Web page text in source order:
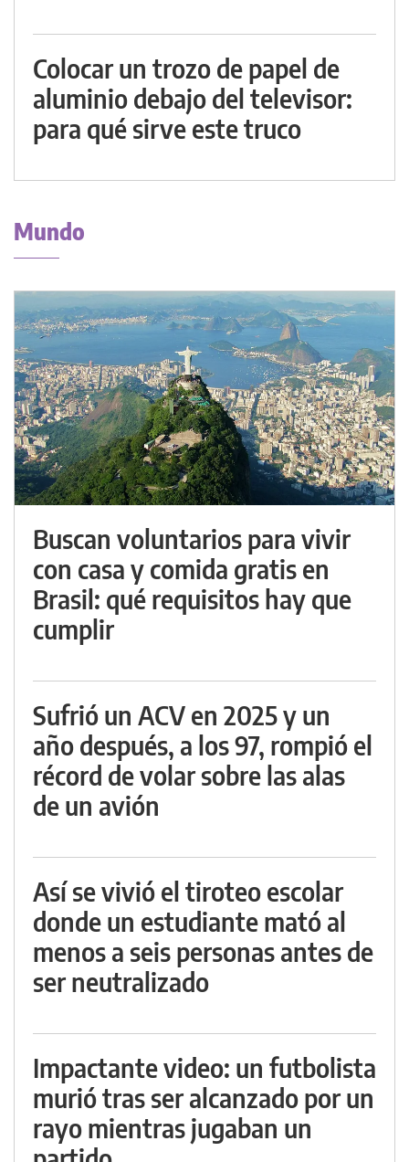
Colocar un trozo de papel de
aluminio debajo del televisor:
para qué sirve este truco
Mundo
Buscan voluntarios para vivir
con casa y comida gratis en
Brasil: qué requisitos hay que
cumplir
Sufrió un ACV en 2025 y un
año después, a los 97, rompió el
récord de volar sobre las alas
de un avión
Así se vivió el tiroteo escolar
donde un estudiante mató al
menos a seis personas antes de
ser neutralizado
Impactante video: un futbolista
murió tras ser alcanzado por un
rayo mientras jugaban un